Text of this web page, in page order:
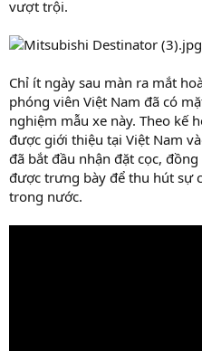
vượt trội.
Chỉ ít ngày sau màn ra mắt
phóng viên Việt Nam đã có
nghiệm mẫu xe này. Theo kế
được giới thiệu tại Việt Nam
đã bắt đầu nhận đặt cọc,
được trưng bày để thu hút sự
trong nước.